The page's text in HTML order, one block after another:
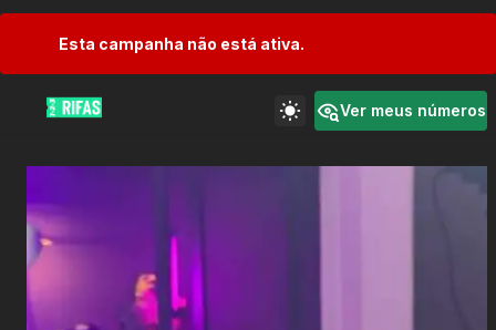
Esta campanha não está ativa.
Ver meus números